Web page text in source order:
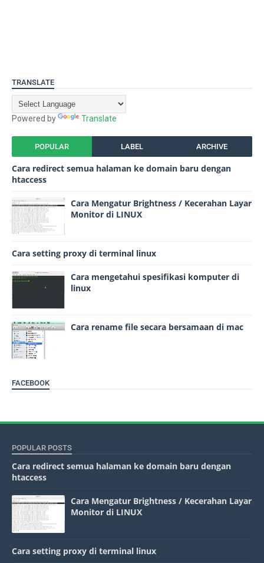
TRANSLATE
Powered by Translate
POPULAR LABEL ARCHIVE
Cara redirect semua halaman ke domain baru dengan
htaccess
Cara Mengatur Brightness / Kecerahan Layar
Monitor di LINUX
Cara setting proxy di terminal linux
Cara mengetahui spesifikasi komputer di
linux
Cara rename file secara bersamaan di mac
FACEBOOK
POPULAR POSTS
Cara redirect semua halaman ke domain baru dengan
htaccess
Cara Mengatur Brightness / Kecerahan Layar
Monitor di LINUX
Cara setting proxy di terminal linux